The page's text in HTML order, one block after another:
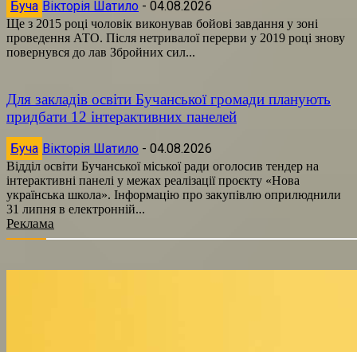
Буча Вікторія Шатило - 04.08.2026
Ще з 2015 році чоловік виконував бойові завдання у зоні
проведення АТО. Після нетривалої перерви у 2019 році знову
повернувся до лав Збройних сил...
Для закладів освіти Бучанської громади планують
придбати 12 інтерактивних панелей
Буча Вікторія Шатило - 04.08.2026
Відділ освіти Бучанської міської ради оголосив тендер на
інтерактивні панелі у межах реалізації проєкту «Нова
українська школа». Інформацію про закупівлю оприлюднили
31 липня в електронній...
Реклама